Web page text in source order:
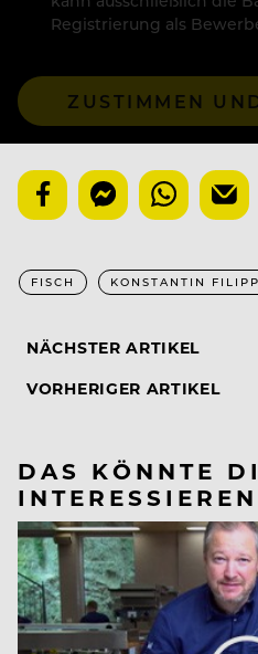
Registrierung als
ZUSTIMMEN
FISCH KONSTANTIN
NÄCHSTER ARTIKEL
VORHERIGER ARTIKEL
DAS KÖNNTE
INTERESSIEREN